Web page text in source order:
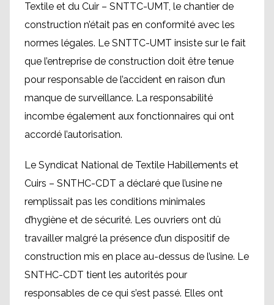
Textile et du Cuir – SNTTC-UMT, le chantier de
construction n’était pas en conformité avec les
normes légales. Le SNTTC-UMT insiste sur le fait
que l’entreprise de construction doit être tenue
pour responsable de l’accident en raison d’un
manque de surveillance. La responsabilité
incombe également aux fonctionnaires qui ont
accordé l’autorisation.
Le Syndicat National de Textile Habillements et
Cuirs – SNTHC-CDT a déclaré que l’usine ne
remplissait pas les conditions minimales
d’hygiène et de sécurité. Les ouvriers ont dû
travailler malgré la présence d’un dispositif de
construction mis en place au-dessus de l’usine. Le
SNTHC-CDT tient les autorités pour
responsables de ce qui s’est passé. Elles ont